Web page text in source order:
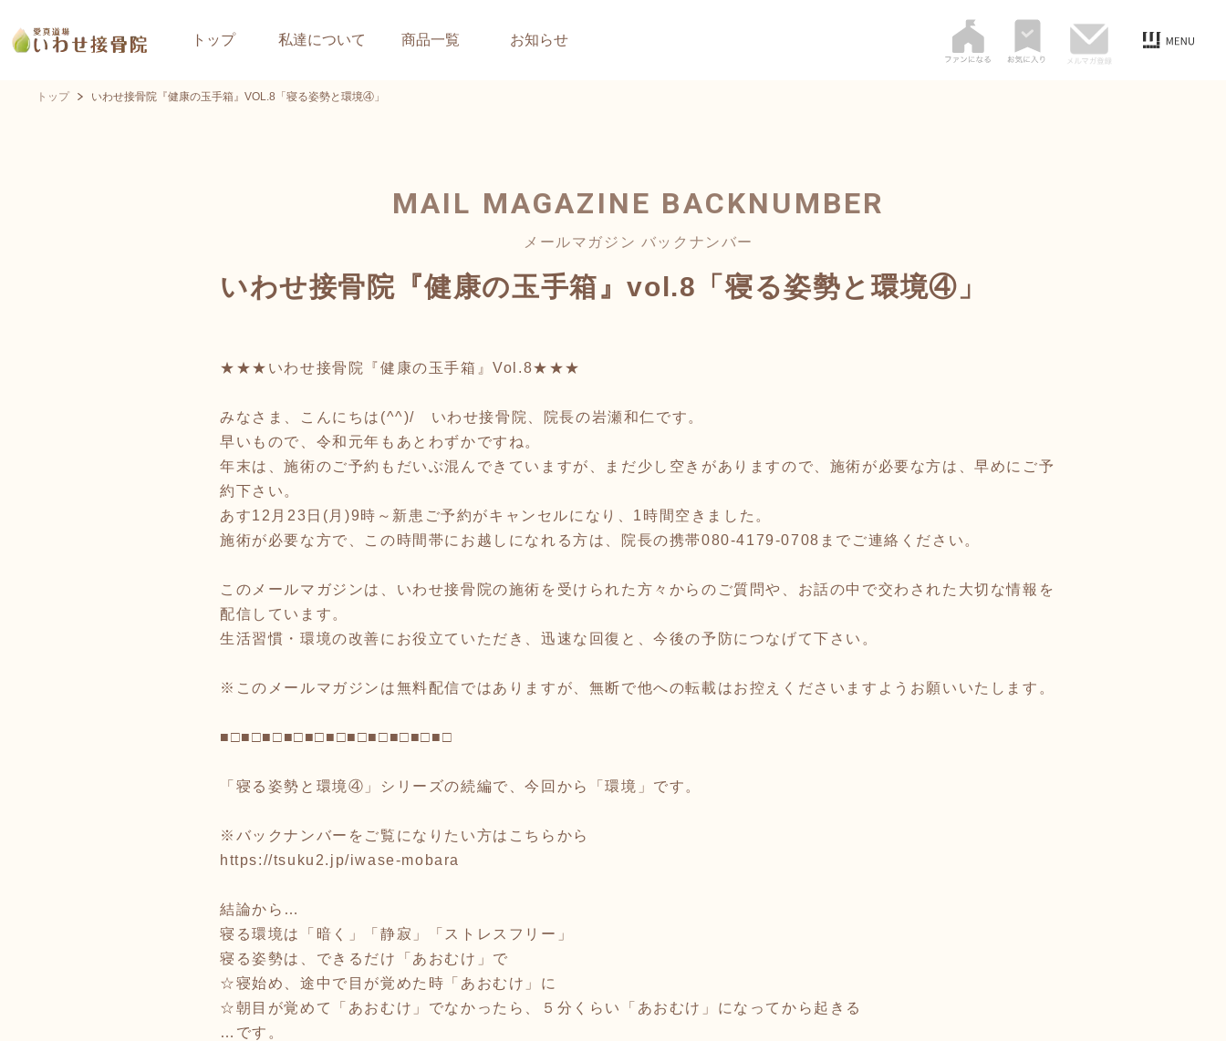
トップ 私達について 商品一覧 お知らせ
トップ いわせ接骨院『健康の玉手箱』VOL.8「寝る姿勢と環境④」
MAIL MAGAZINE BACKNUMBER
メールマガジン バックナンバー
いわせ接骨院『健康の玉手箱』vol.8「寝る姿勢と環境④」
★★★いわせ接骨院『健康の玉手箱』Vol.8★★★
みなさま、こんにちは(^^)/ いわせ接骨院、院長の岩瀬和仁です。
早いもので、令和元年もあとわずかですね。
年末は、施術のご予約もだいぶ混んできていますが、まだ少し空きがありますので、施術が必要な方は、早めにご予
約下さい。
あす12月23日(月)9時～新患ご予約がキャンセルになり、1時間空きました。
施術が必要な方で、この時間帯にお越しになれる方は、院長の携帯080-4179-0708までご連絡ください。
このメールマガジンは、いわせ接骨院の施術を受けられた方々からのご質問や、お話の中で交わされた大切な情報を
配信しています。
生活習慣・環境の改善にお役立ていただき、迅速な回復と、今後の予防につなげて下さい。
※このメールマガジンは無料配信ではありますが、無断で他への転載はお控えくださいますようお願いいたします。
■□■□■□■□■□■□■□■□■□■□■□
「寝る姿勢と環境④」シリーズの続編で、今回から「環境」です。
※バックナンバーをご覧になりたい方はこちらから
https://tsuku2.jp/iwase-mobara
結論から…
寝る環境は「暗く」「静寂」「ストレスフリー」
寝る姿勢は、できるだけ「あおむけ」で
☆寝始め、途中で目が覚めた時「あおむけ」に
☆朝目が覚めて「あおむけ」でなかったら、５分くらい「あおむけ」になってから起きる
…です。